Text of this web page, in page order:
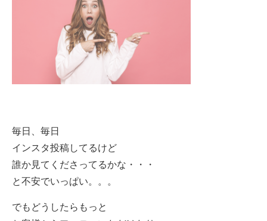
毎日、毎日
インスタ投稿してるけど
誰か見てくださってるかな・・・
と不安でいっぱい。。。
でもどうしたらもっと